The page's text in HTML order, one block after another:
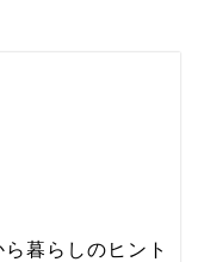
暮らしのヒント